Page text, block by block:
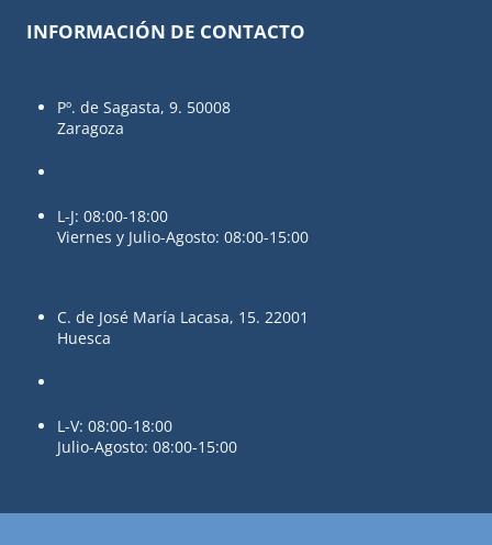
INFORMACIÓN DE CONTACTO
Pº. de Sagasta, 9. 50008
Zaragoza
L-J: 08:00-18:00
Viernes y Julio-Agosto: 08:00-15:00
C. de José María Lacasa, 15. 22001
Huesca
L-V: 08:00-18:00
Julio-Agosto: 08:00-15:00